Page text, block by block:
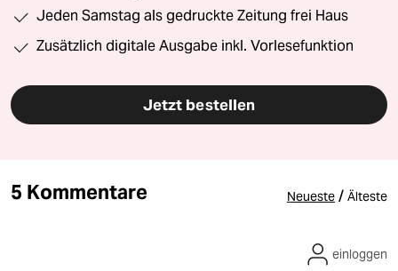
Jeden Samstag als gedruckte Zeitung frei Haus
Zusätzlich digitale Ausgabe inkl. Vorlesefunktion
Jetzt bestellen
5 Kommentare Neueste / Älteste
einloggen